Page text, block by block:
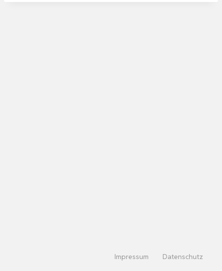
Impressum Datenschutz